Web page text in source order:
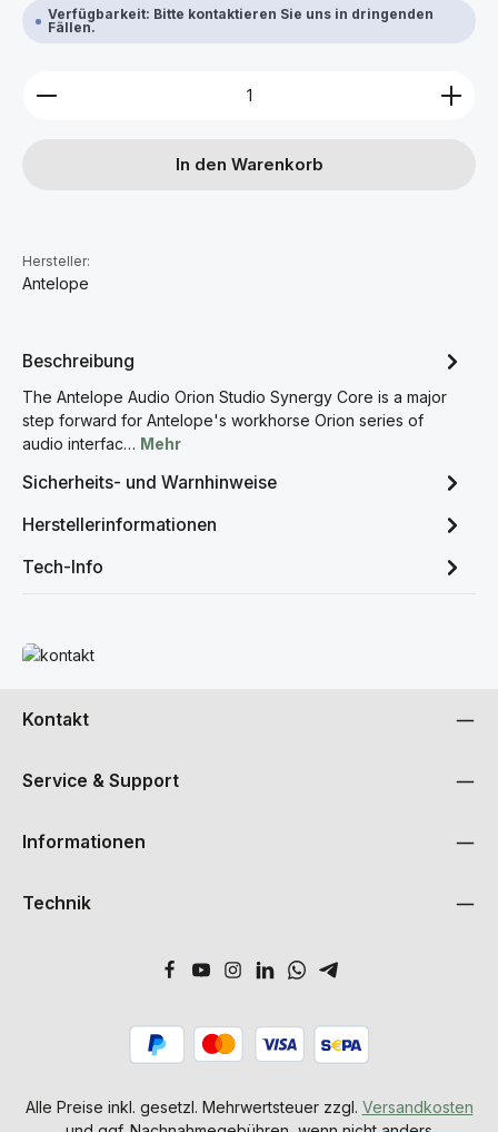
Verfügbarkeit: Bitte kontaktieren Sie uns in dringenden
Fällen.
Produkt Anzahl: Gib den gewünschten Wert ein
In den Warenkorb
Hersteller:
Antelope
Beschreibung
The Antelope Audio Orion Studio Synergy Core is a major
step forward for Antelope's workhorse Orion series of
audio interfac… Mehr
Sicherheits- und Warnhinweise
Herstellerinformationen
Tech-Info
Mehr erfahren
Kontakt
Service & Support
Informationen
Technik
Alle Preise inkl. gesetzl. Mehrwertsteuer zzgl. Versandkosten